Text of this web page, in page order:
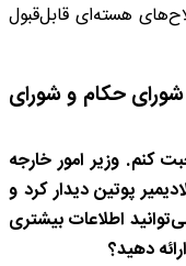
هسته‌ای قابل‌قبول
حکام و شورای
کنم. وزیر امور خارجه
پوتین دیدار کرد و
اطلاعات بیشتری
دهید؟